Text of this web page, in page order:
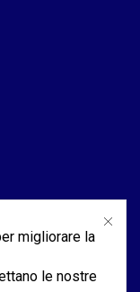
migliorare la
le nostre